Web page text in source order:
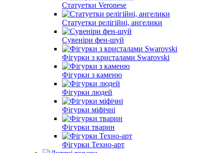
Статуетки Veronese
Статуетки релігійні, ангелики
Сувеніри фен-шуй
Фігурки з кристалами Swarovski
Фігурки з каменю
Фігурки людей
Фігурки міфічні
Фігурки тварин
Фігурки Техно-арт